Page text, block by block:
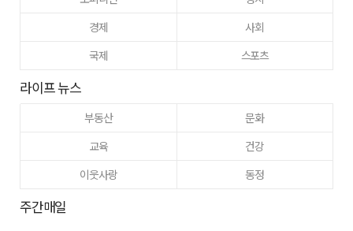
경제
사회
국제
스포츠
라이프 뉴스
부동산
문화
교육
건강
이웃사랑
동정
주간매일